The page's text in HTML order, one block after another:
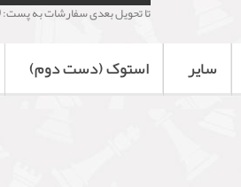
تا تحویل بعدی سفارشات به پست: 10ساعت و36دقیقه
سایر استوک (دست دوم)